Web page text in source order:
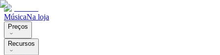
MúsicaNa loja
Preços
Recursos